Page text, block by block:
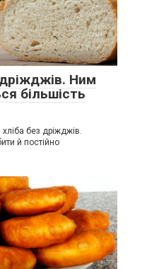
Ним
більшість
без дріжджів.
й постійно